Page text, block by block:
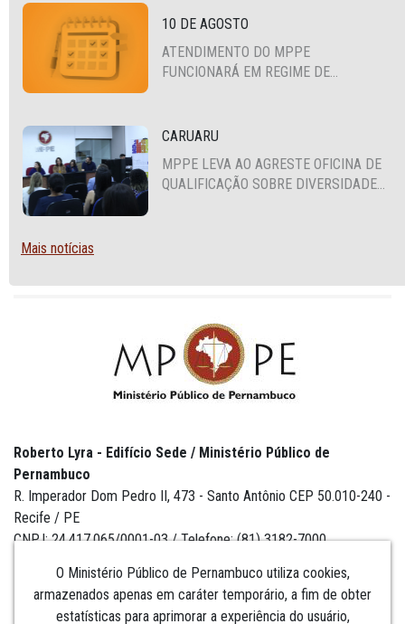
10 DE AGOSTO
ATENDIMENTO DO MPPE
FUNCIONARÁ EM REGIME DE
CARUARU
MPPE LEVA AO AGRESTE OFICINA DE
QUALIFICAÇÃO SOBRE DIVERSIDADE
Mais notícias
O Ministério Público de Pernambuco utiliza cookies,
armazenados apenas em caráter temporário, a fim de obter
estatísticas para aprimorar a experiência do usuário,
Roberto Lyra - Edifício Sede / Ministério Público de
Pernambuco
R. Imperador Dom Pedro II, 473 - Santo Antônio CEP 50.010-240 -
Recife / PE
CNPJ: 24.417.065/0001-03 / Telefone: (81) 3182-7000
Institucional